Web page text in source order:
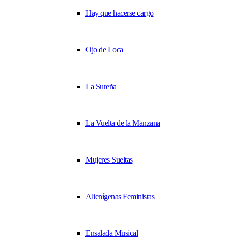
Hay que hacerse cargo
Ojo de Loca
La Sureña
La Vuelta de la Manzana
Mujeres Sueltas
Alienígenas Feministas
Ensalada Musical